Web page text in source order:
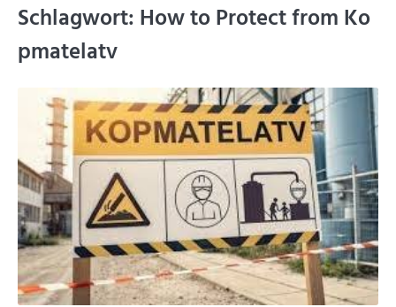
Schlagwort:How to Protect from Ko
pmatelatv